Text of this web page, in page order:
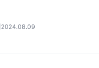
2024.08.09